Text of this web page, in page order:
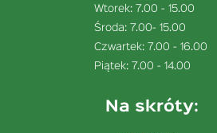
Wtorek: 7.00 - 15.00
Środa: 7.00- 15.00
Czwartek: 7.00 - 16.00
Piątek: 7.00 - 14.00
Na skróty: